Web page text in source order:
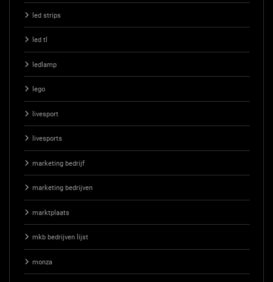
led strips
led tl
ledlamp
lego
livesport
livesports
marketing bedrijf
marketing bedrijven
marktplaats
mkb bedrijven lijst
monza